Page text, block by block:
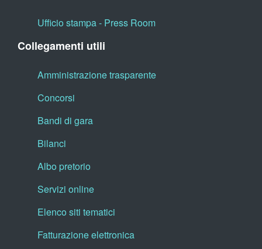
Ufficio stampa - Press Room
Collegamenti utili
Amministrazione trasparente
Concorsi
Bandi di gara
Bilanci
Albo pretorio
Servizi online
Elenco siti tematici
Fatturazione elettronica